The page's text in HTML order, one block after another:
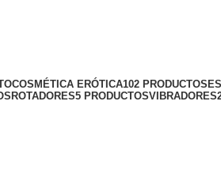
COSMÉTICA ERÓTICA102 PRODUCTOS
ROTADORES5 PRODUCTOSVIBRADORES